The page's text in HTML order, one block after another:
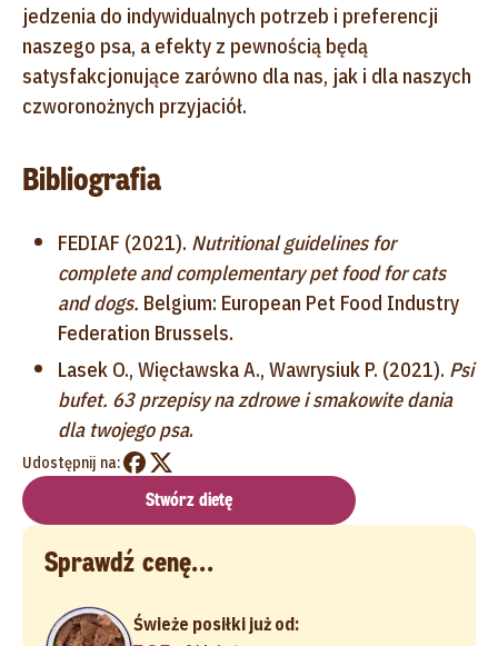
jedzenia do indywidualnych potrzeb i preferencji
naszego psa, a efekty z pewnością będą
satysfakcjonujące zarówno dla nas, jak i dla naszych
czworonożnych przyjaciół.
Bibliografia
FEDIAF (2021). Nutritional guidelines for
complete and complementary pet food for cats
and dogs. Belgium: European Pet Food Industry
Federation Brussels.
Lasek O., Więcławska A., Wawrysiuk P. (2021). Psi
bufet. 63 przepisy na zdrowe i smakowite dania
dla twojego psa.
Udostępnij na:
Stwórz dietę
Sprawdź cenę...
Świeże posiłki już od: